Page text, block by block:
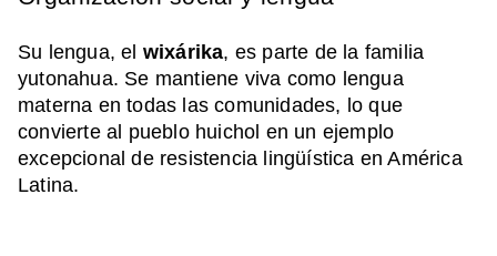
Su lengua, el wixárika, es parte de la familia
yutonahua. Se mantiene viva como lengua
materna en todas las comunidades, lo que
convierte al pueblo huichol en un ejemplo
excepcional de resistencia lingüística en América
Latina.